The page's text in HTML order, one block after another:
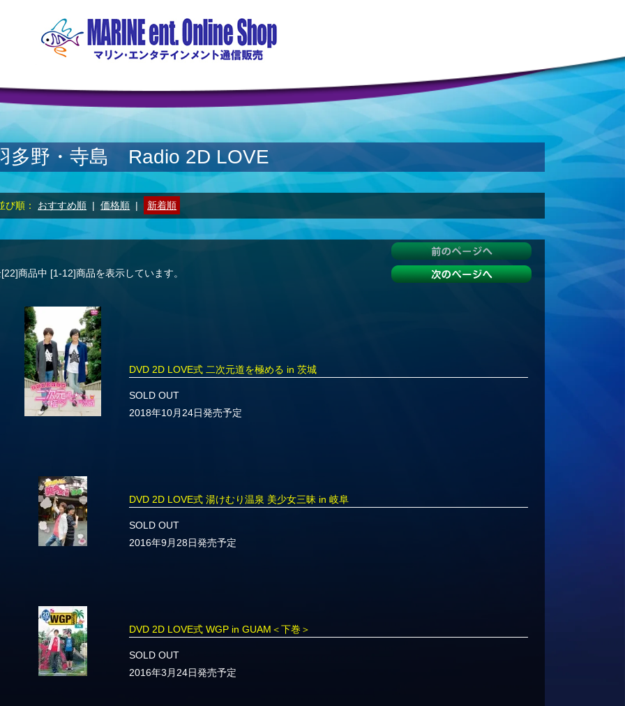
多野・寺島 Radio 2D LOVE
び順： おすすめ順 |価格順 | 新着順
商品中 [1-12]商品を表示しています。
DVD 2D LOVE式 二次元道を極める in 茨城
SOLD OUT
2018年10月24日発売予定
DVD 2D LOVE式 湯けむり温泉 美少女三昧 in 岐阜
SOLD OUT
2016年9月28日発売予定
DVD 2D LOVE式 WGP in GUAM＜下巻＞
SOLD OUT
2016年3月24日発売予定